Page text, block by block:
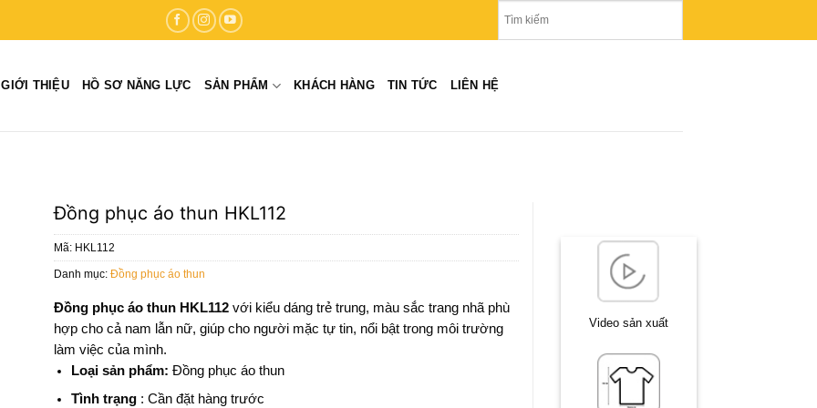
GIỚI THIỆU HỒ SƠ NĂNG LỰC SẢN PHẨM KHÁCH HÀNG TIN TỨC LIÊN HỆ
Đồng phục áo thun HKL112
Mã: HKL112
Danh mục: Đồng phục áo thun
Đồng phục áo thun HKL112 với kiểu dáng trẻ trung, màu sắc trang nhã phù
hợp cho cả nam lẫn nữ, giúp cho người mặc tự tin, nổi bật trong môi trường
làm việc của mình.
Loại sản phẩm: Đồng phục áo thun
Tình trạng: Cần đặt hàng trước
Video sản xuất